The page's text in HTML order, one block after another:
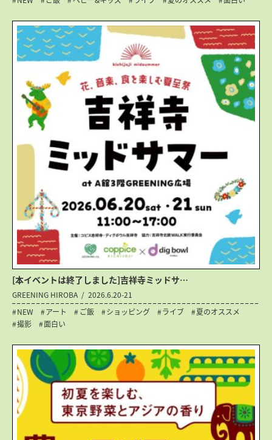
[本イベントは終了しました]吉祥寺ミッドサ…
GREENING HIROBA
2026.6.20-21
NEW
アート ご飯 ショッピング ライブ
夏のオススメ
撮影
面白い